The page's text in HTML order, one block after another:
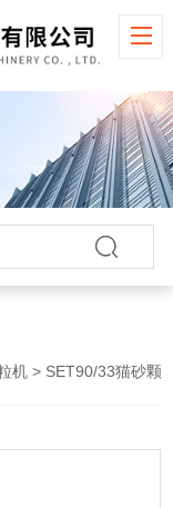
机 > SET90/33猫砂颗粒螺杆挤压造粒机